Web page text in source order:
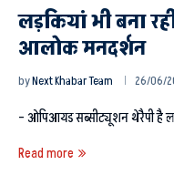
लड़कियां भी बना
आलोक मनदर्शन
byNext Khabar Team 26/06/
– ओपिआयड सब्सीट्यूशन थेरैपी है
Read more